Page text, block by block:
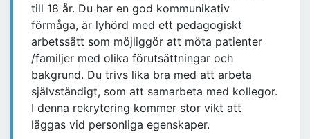
till 18 år. Du har en god kommunikativ
förmåga, är lyhörd med ett pedagogiskt
arbetssätt som möjliggör att möta patienter
/familjer med olika förutsättningar och
bakgrund. Du trivs lika bra med att arbeta
självständigt, som att samarbeta med kollegor.
I denna rekrytering kommer stor vikt att
läggas vid personliga egenskaper.